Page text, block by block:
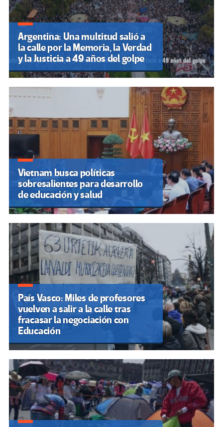
Argentina: Una multitud salió a
la calle por la Memoria, la Verdad
y la Justicia a 49 años del golpe
Vietnam busca políticas
sobresalientes para desarrollo
de educación y salud
País Vasco: Miles de profesores
vuelven a salir a la calle tras
fracasar la negociación con
Educación